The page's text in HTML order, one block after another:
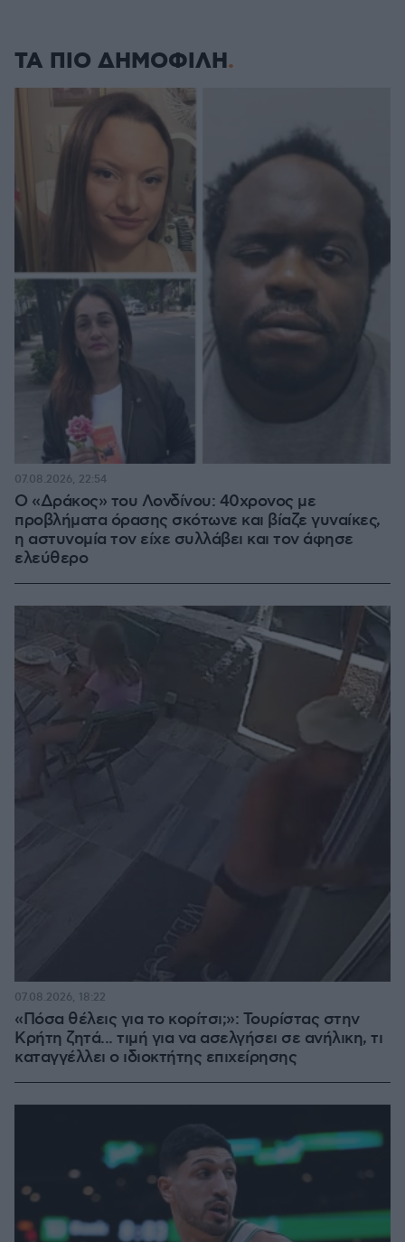
ΤΑ ΠΙΟ ΔΗΜΟΦΙΛΗ
Ο «Δράκος» του Λονδίνου: 40χρονος με
προβλήματα όρασης σκότωνε και βίαζε γυναίκες,
η αστυνομία τον είχε συλλάβει και τον άφησε
ελεύθερο
07.08.2026, 22:54
«Πόσα θέλεις για το κορίτσι;»: Τουρίστας στην
Κρήτη ζητά... τιμή για να ασελγήσει σε ανήλικη, τι
καταγγέλλει ο ιδιοκτήτης επιχείρησης
07.08.2026, 18:22